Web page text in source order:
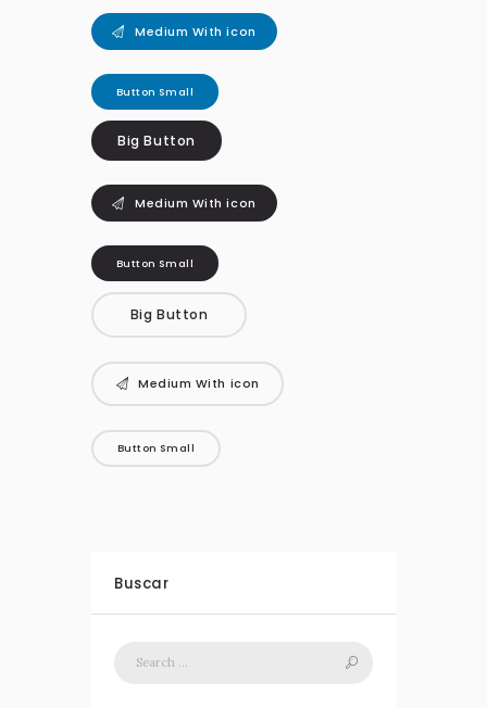
Medium With icon
Button Small
Big Button
Medium With icon
Button Small
Big Button
Medium With icon
Button Small
Buscar